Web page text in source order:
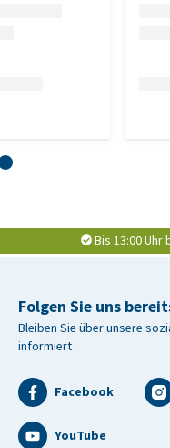
Bis 13:00 Uhr
Folgen Sie uns
Bleiben Sie über unsere
informiert
Facebook
YouTube